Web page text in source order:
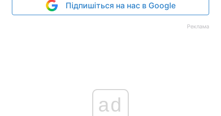
Підпишіться на нас в Google
Реклама
ad